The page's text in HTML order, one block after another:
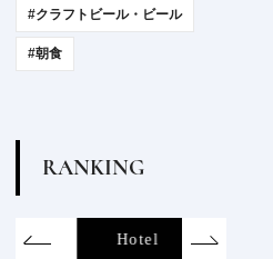
#クラフトビール・ビール
#朝食
RANKING
Hotel